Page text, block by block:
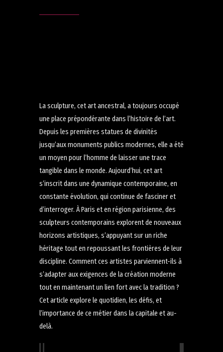
La sculpture, cet art ancestral, a toujours occupé
une place prépondérante dans l’histoire de l’art.
Depuis les premières statues de divinités
jusqu’aux monuments publics modernes, elle a été
un moyen pour l’homme de laisser une trace
tangible dans le monde. Aujourd’hui, cet art
s’inscrit dans une dynamique contemporaine, en
constante évolution, qui continue de fasciner et
d’interroger. À Paris et en région parisienne, des
sculpteurs contemporains explorent de nouveaux
horizons artistiques, s’appuyant sur un riche
héritage tout en repoussant les frontières de leur
discipline. Comment ces artistes parviennent-ils à
s’adapter aux exigences de la création moderne
tout en maintenant un lien fort avec la tradition ?
Cet article explore le quotidien, les défis, et
l’importance de ce métier dans la capitale et au-
delà.